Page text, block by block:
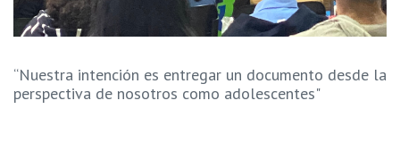
“Nuestra intención es entregar un documento desde la
perspectiva de nosotros como adolescentes"